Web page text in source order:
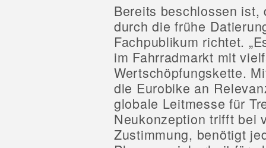
Bereits beschlossen
durch die frühe
Fachpublikum richtet.
im Fahrradmarkt mit
Wertschöpfungskette.
die Eurobike an
globale Leitmesse für
Neukonzeption trifft bei
Zustimmung, benötigt